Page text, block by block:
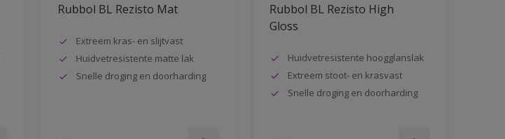
Rubbol BL Rezisto Mat
Extreem kras- en slijtvast
Huidvetresistente matte lak
Snelle droging en doorharding
Rubbol BL Rezisto High
Gloss
Huidvetresistente hoogglanslak
Extreem stoot- en krasvast
Snelle droging en doorharding